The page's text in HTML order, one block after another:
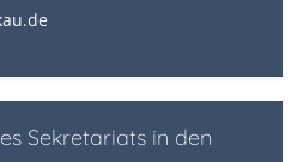
Sekretariats in den